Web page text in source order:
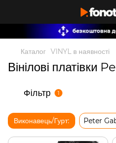
Каталог VINYL в наявності
Вінілові платівки
Фільтр 1
Виконавець/Гурт: Peter